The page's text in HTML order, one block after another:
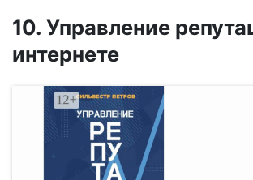
10. Управление
интернете